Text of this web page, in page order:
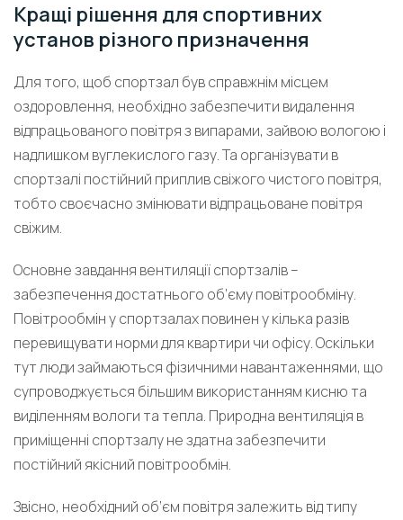
Кращі рішення для спортивних
установ різного призначення
Для того, щоб спортзал був справжнім місцем
оздоровлення, необхідно забезпечити видалення
відпрацьованого повітря з випарами, зайвою вологою і
надлишком вуглекислого газу. Та організувати в
спортзалі постійний приплив свіжого чистого повітря,
тобто своєчасно змінювати відпрацьоване повітря
свіжим.
Основне завдання вентиляції спортзалів –
забезпечення достатнього об’єму повітрообміну.
Повітрообмін у спортзалах повинен у кілька разів
перевищувати норми для квартири чи офісу. Оскільки
тут люди займаються фізичними навантаженнями, що
супроводжується більшим використанням кисню та
виділенням вологи та тепла. Природна вентиляція в
приміщенні спортзалу не здатна забезпечити
постійний якісний повітрообмін.
Звісно, необхідний об’єм повітря залежить від типу